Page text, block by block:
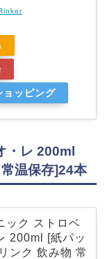
ッピング
・レ 200ml
温保存]24本
ック ストロベ
200ml [紙パッ
ンク 飲み物 常